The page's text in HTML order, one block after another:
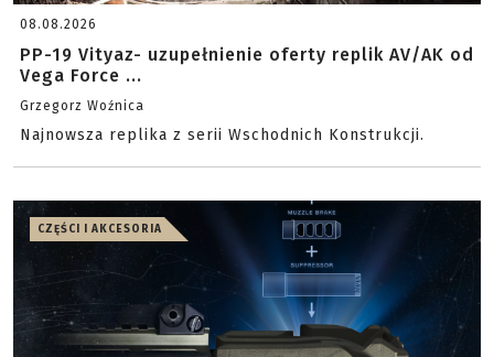
08.08.2026
PP-19 Vityaz- uzupełnienie oferty replik AV/AK od
Vega Force ...
Grzegorz Woźnica
Najnowsza replika z serii Wschodnich Konstrukcji.
CZĘŚCI I AKCESORIA